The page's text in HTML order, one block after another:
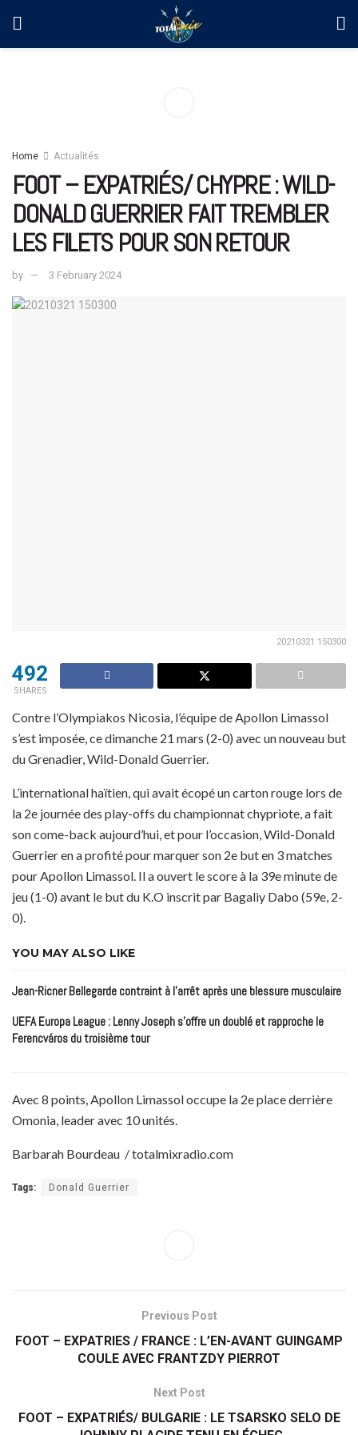
Home Actualités
FOOT – EXPATRIÉS/ CHYPRE : WILD-
DONALD GUERRIER FAIT TREMBLER
LES FILETS POUR SON RETOUR
by 3 February 2024
20210321 150300
492
SHARES
Contre l’Olympiakos Nicosia, l’équipe de Apollon Limassol
s’est imposée, ce dimanche 21 mars (2-0) avec un nouveau but
du Grenadier, Wild-Donald Guerrier.
L’international haïtien, qui avait écopé un carton rouge lors de
la 2e journée des play-offs du championnat chypriote, a fait
son come-back aujourd’hui, et pour l’occasion, Wild-Donald
Guerrier en a profité pour marquer son 2e but en 3 matches
pour Apollon Limassol. Il a ouvert le score à la 39e minute de
jeu (1-0) avant le but du K.O inscrit par Bagaliy Dabo (59e, 2-
0).
YOU MAY ALSO LIKE
Jean-Ricner Bellegarde contraint à l’arrêt après une blessure musculaire
UEFA Europa League : Lenny Joseph s’offre un doublé et rapproche le
Ferencváros du troisième tour
Avec 8 points, Apollon Limassol occupe la 2e place derrière
Omonia, leader avec 10 unités.
Barbarah Bourdeau / totalmixradio.com
Tags: Donald Guerrier
Previous Post
FOOT – EXPATRIES / FRANCE : L’EN-AVANT GUINGAMP
COULE AVEC FRANTZDY PIERROT
Next Post
FOOT – EXPATRIÉS/ BULGARIE : LE TSARSKO SELO DE